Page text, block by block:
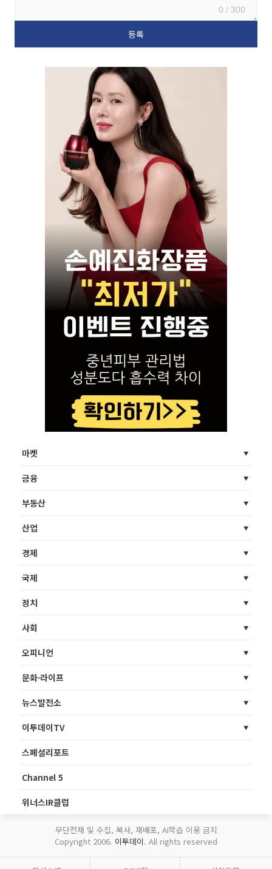
0 / 300
마켓
금융
부동산
산업
경제
국제
정치
사회
오피니언
문화·라이프
뉴스발전소
이투데이TV
스페셜리포트
Channel 5
위너스IR클럽
무단전재 및 수집, 복사, 재배포, AI학습 이용 금지
Copyright 2006. 이투데이. All rights reserved